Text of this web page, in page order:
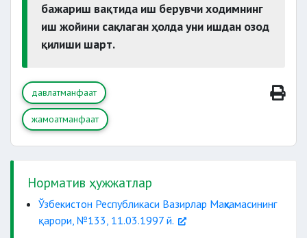
Инсон ҳуқуқлари бўйича вакили
комиссияси фаолиятида қатнашиш
ҳарбий
прокурор ҳузурига
бориш
бажариш вақтида иш берувчи ходимнинг
иш жойини сақлаган ҳолда уни ишдан озод
қилиши шарт.
давлатманфаат
жамоатманфаат
Норматив ҳужжатлар
Ўзбекистон Республикаси Вазирлар Маҳкамасининг
қарори, №133, 11.03.1997 й.